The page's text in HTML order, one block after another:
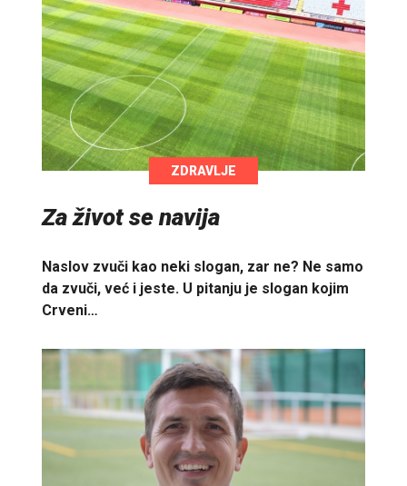
ZDRAVLJE
Za život se navija
Naslov zvuči kao neki slogan, zar ne? Ne samo
da zvuči, već i jeste. U pitanju je slogan kojim
Crveni…